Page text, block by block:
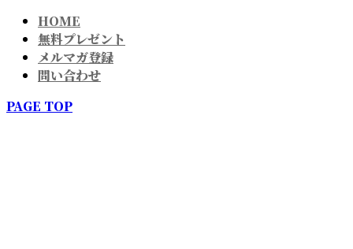
HOME
無料プレゼント
メルマガ登録
問い合わせ
PAGE TOP